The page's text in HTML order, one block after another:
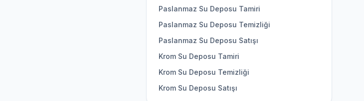
Paslanmaz Su Deposu Tamiri
Paslanmaz Su Deposu Temizliği
Paslanmaz Su Deposu Satışı
Krom Su Deposu Tamiri
Krom Su Deposu Temizliği
Krom Su Deposu Satışı